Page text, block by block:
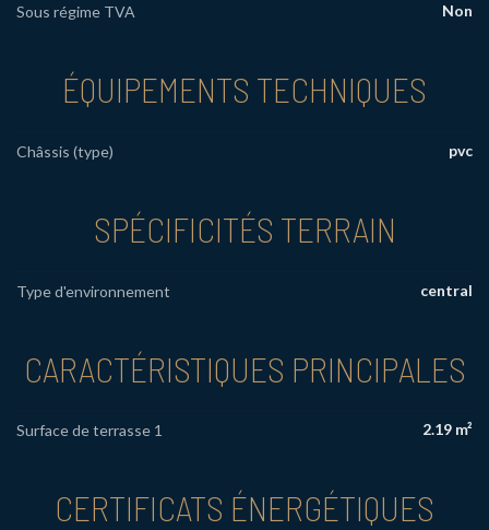
Sous régime TVA Non
ÉQUIPEMENTS TECHNIQUES
Châssis (type) pvc
SPÉCIFICITÉS TERRAIN
Type d'environnement central
CARACTÉRISTIQUES PRINCIPALES
Surface de terrasse 1 2.19 m²
CERTIFICATS ÉNERGÉTIQUES